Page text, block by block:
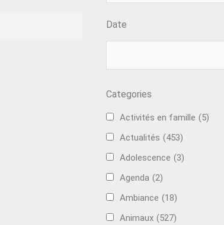
Date
Categories
Activités en famille (5)
Actualités (453)
Adolescence (3)
Agenda (2)
Ambiance (18)
Animaux (527)